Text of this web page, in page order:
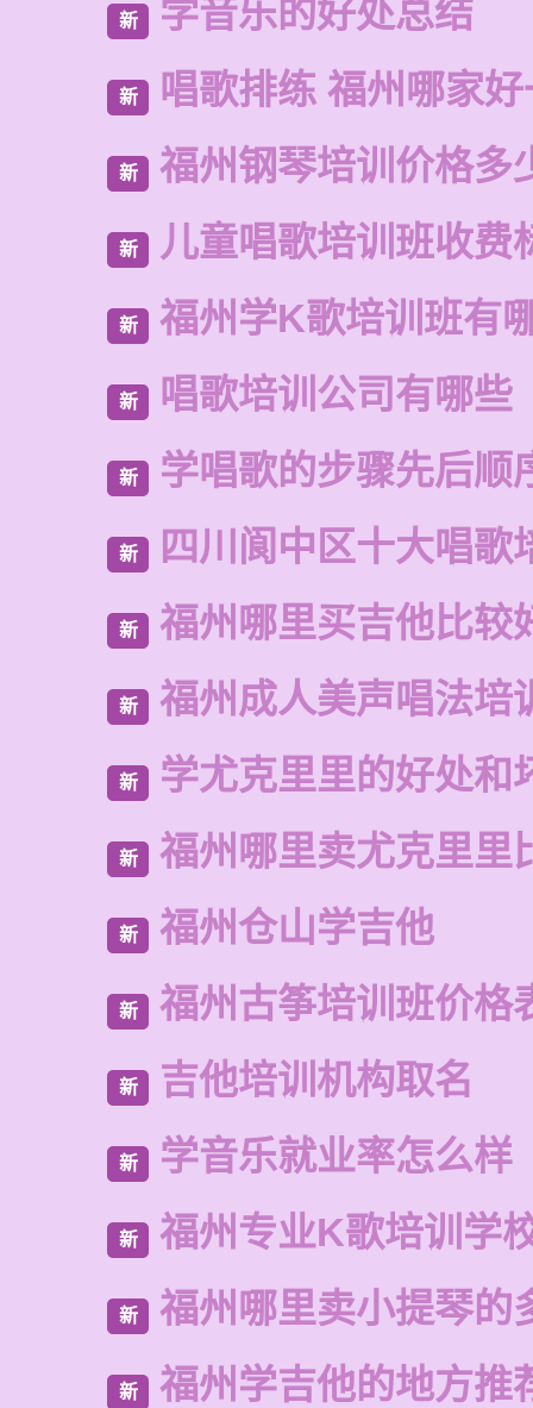
新 学音乐的好处总结
新 唱歌排练 福州哪家
新 福州钢琴培训价格多
新 儿童唱歌培训班收费
新 福州学K歌培训班有
新 唱歌培训公司有哪些
新 学唱歌的步骤先后顺
新 四川阆中区十大唱歌
新 福州哪里买吉他比较
新 福州成人美声唱法培
新 学尤克里里的好处和
新 福州哪里卖尤克里里
新 福州仓山学吉他
新 福州古筝培训班价格
新 吉他培训机构取名
新 学音乐就业率怎么样
新 福州专业K歌培训学
新 福州哪里卖小提琴的
新 福州学吉他的地方推